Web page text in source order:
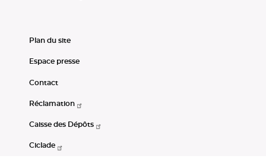
Plan du site
Espace presse
Contact
Réclamation
Caisse des Dépôts
Ciclade